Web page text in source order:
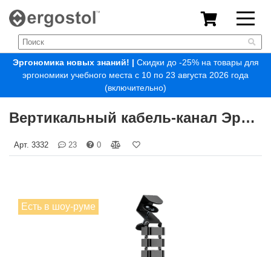
Эргономика новых знаний! | Скидки до -25% на товары для
эргономики учебного места с 10 по 23 августа 2026 года
(включительно)
Вертикальный кабель-канал Эргостол КК-ВС-135 (Ergostol Quad)
Арт. 3332 23 0
Есть в шоу-руме